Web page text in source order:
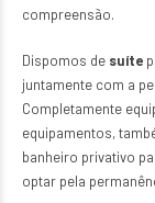
compreensão.
Dispomos de suíte
juntamente com a
Completamente
equipamentos,
banheiro privativo
optar pela